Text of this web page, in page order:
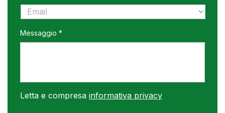
Messaggio *
Letta e compresa informativa privacy